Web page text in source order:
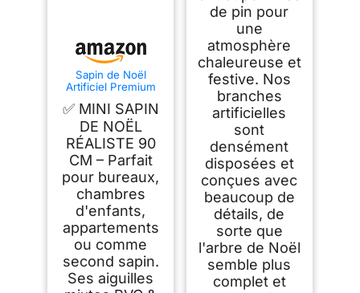
Sapin de Noël
Artificiel Premium
Test - Réalisme
Exceptionnel,
Branches épaisses,
livré avec Support
en Bois et Sac de
Rangement – Pure
Living
✅ MINI SAPIN
DE NOËL
RÉALISTE 90
CM – Parfait
pour bureaux,
chambres
d'enfants,
appartements
ou comme
second sapin.
Ses aiguilles
de pin pour
une
atmosphère
chaleureuse et
festive. Nos
branches
artificielles
sont
densément
disposées et
conçues avec
beaucoup de
détails, de
sorte que
l'arbre de Noël
semble plus
complet et